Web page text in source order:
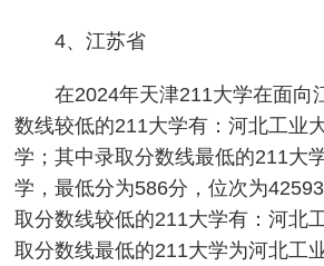
4、江苏省
在2024年天津211大学在面向
数线较低的211大学有：河北工业
学；其中录取分数线最低的211大
学，最低分为586分，位次为
取分数线较低的211大学有：河北
取分数线最低的211大学为河北工